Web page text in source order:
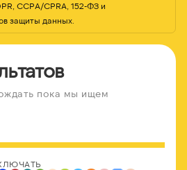
CCPA/CPRA, 152-ФЗ и
защиты данных.
пока мы ищем